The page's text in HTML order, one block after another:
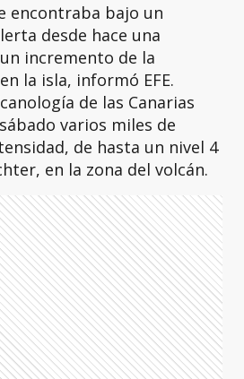
encontraba bajo un
desde hace una
incremento de la
la isla, informó EFE.
de las Canarias
varios miles de
de hasta un nivel 4
en la zona del volcán.